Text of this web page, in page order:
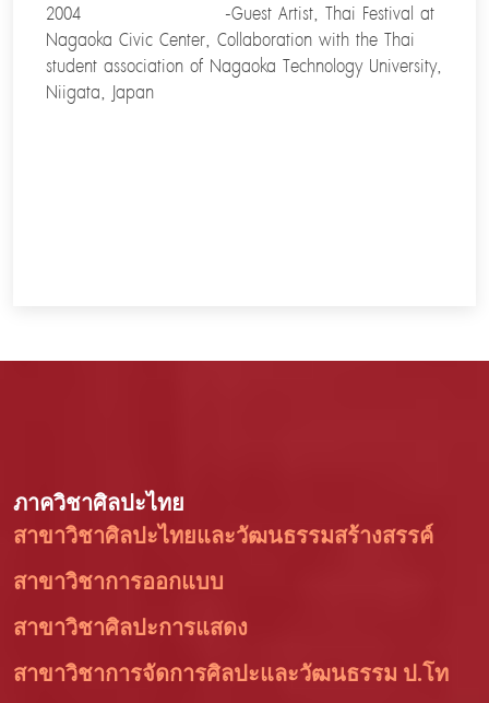
2004 -Guest Artist, Thai Festival at
Nagaoka Civic Center, Collaboration with the Thai
student association of Nagaoka Technology University,
Niigata, Japan
ภาควิชาศิลปะไทย
สาขาวิชาศิลปะไทยและวัฒนธรรมสร้างสรรค์
สาขาวิชาการออกแบบ
สาขาวิชาศิลปะการแสดง
สาขาวิชาการจัดการศิลปะและวัฒนธรรม ป.โท